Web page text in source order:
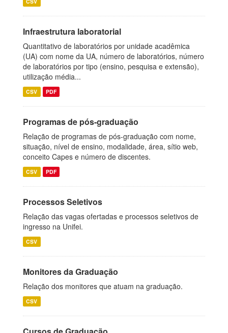
Infraestrutura laboratorial
Quantitativo de laboratórios por unidade acadêmica
(UA) com nome da UA, número de laboratórios, número
de laboratórios por tipo (ensino, pesquisa e extensão),
utilização média...
CSV PDF
Programas de pós-graduação
Relação de programas de pós-graduação com nome,
situação, nível de ensino, modalidade, área, sítio web,
conceito Capes e número de discentes.
CSV PDF
Processos Seletivos
Relação das vagas ofertadas e processos seletivos de
ingresso na Unifei.
CSV
Monitores da Graduação
Relação dos monitores que atuam na graduação.
CSV